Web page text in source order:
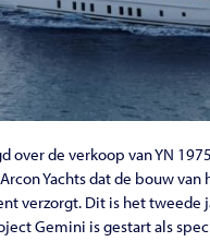
over de verkoop van YN
Yachts dat de bouw
verzorgt. Dit is het tweede
Gemini is gestart als